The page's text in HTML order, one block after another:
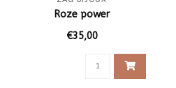
Roze power
€35,00